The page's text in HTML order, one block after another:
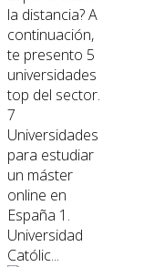
la distancia? A
continuación,
te presento 5
universidades
top del sector.
7
Universidades
para estudiar
un máster
online en
España 1.
Universidad
Católic...